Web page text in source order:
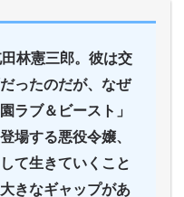
林憲三郎。彼は交
ったのだが、なぜ
ラブ＆ビースト」
場する悪役令嬢、
て生きていくこと
きなギャップがあ